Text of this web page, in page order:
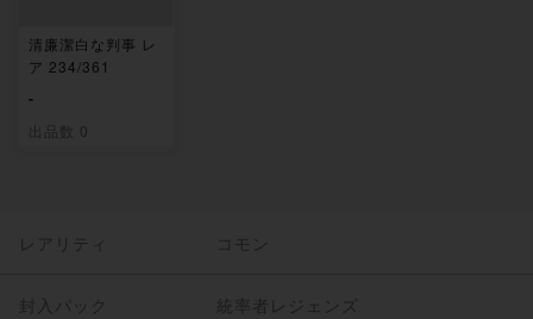
清廉潔白な判事 レ
ア 234/361
-
出品数 0
レアリティ コモン
封入パック 統率者レジェンズ